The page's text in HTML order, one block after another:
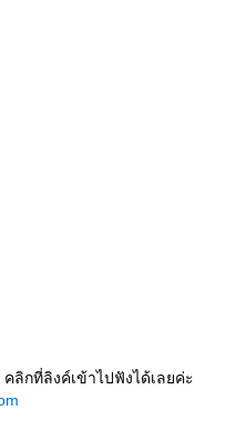
ลิกที่ลิงค์เข้าไปฟังได้เลยค่ะ